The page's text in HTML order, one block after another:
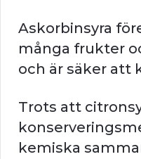
Askorbinsyra
många frukter
och är säker att
Trots att
kemiska